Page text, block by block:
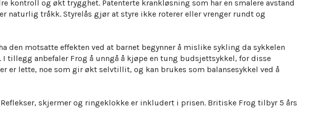
kontroll og økt trygghet. Patenterte krankløsning som har en smalere avstand
naturlig tråkk. Styrelås gjør at styre ikke roterer eller vrenger rundt og
den motsatte effekten ved at barnet begynner å mislike sykling da sykkelen
tillegg anbefaler Frog å unngå å kjøpe en tung budsjettsykkel, for disse
er lette, noe som gir økt selvtillit, og kan brukes som balansesykkel ved å
skjermer og ringeklokke er inkludert i prisen. Britiske Frog tilbyr 5 års